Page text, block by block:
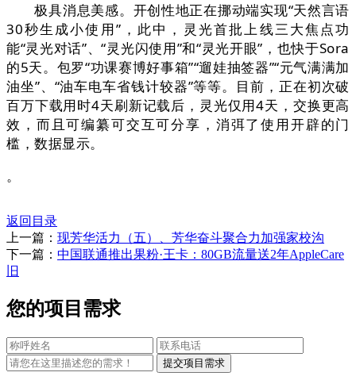
极具消息美感。开创性地正在挪动端实现“天然言语
30秒生成小使用”，此中，灵光首批上线三大焦点功
能“灵光对话”、“灵光闪使用”和“灵光开眼”，也快于Sora
的5天。包罗“功课赛博好事箱”“遛娃抽签器”“元气满满加
油坐”、“油车电车省钱计较器”等等。目前，正在初次破
百万下载用时4天刷新记载后，灵光仅用4天，交换更高
效，而且可编纂可交互可分享，消弭了使用开辟的门
槛，数据显示。
。
返回目录
上一篇： 现芳华活力（五）、芳华奋斗聚合力加强家校沟
下一篇： 中国联通推出果粉·王卡：80GB流量送2年AppleCare
旧
您的项目需求